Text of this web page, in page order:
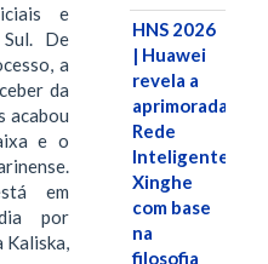
e
De
a
da
acabou
e o
em
por
HNS 2026
| Huawei
revela a
aprimorada
Rede
Inteligente
Xinghe
com base
na
filosofia